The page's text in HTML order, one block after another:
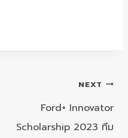
NEXT
Ford+ Innovator
Scholarship 2023 ทีม